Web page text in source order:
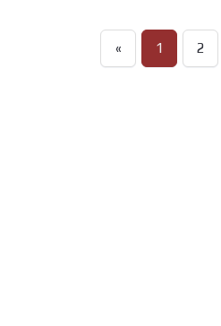
« 1 2